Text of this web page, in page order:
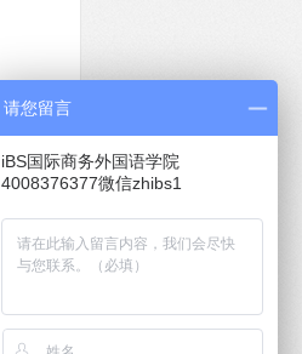
请您留言
iBS国际商务外国语学院
4008376377微信zhibs1